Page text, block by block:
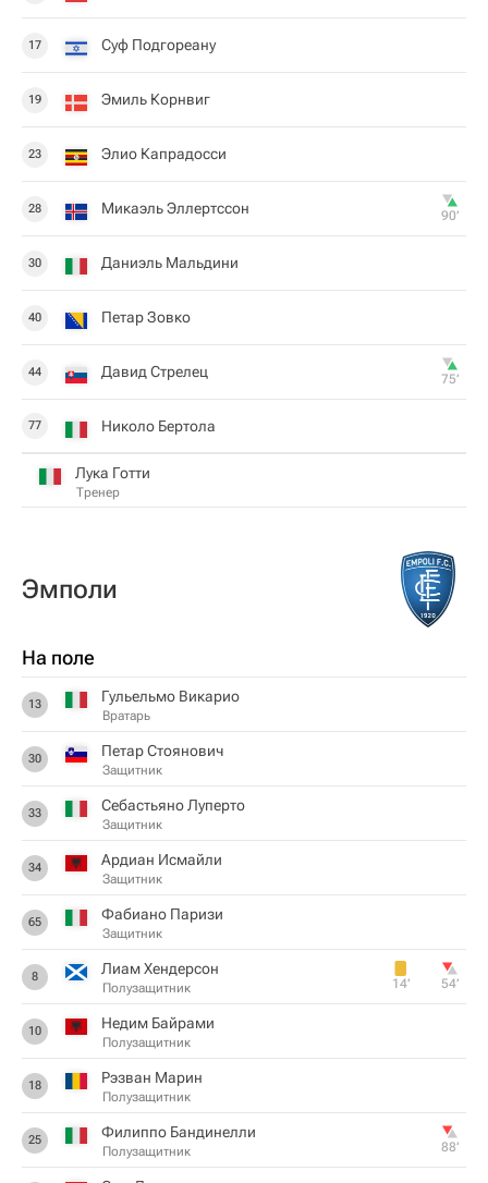
17 Суф Подгореану
19 Эмиль Корнвиг
23 Элио Капрадосси
28 Микаэль Эллертссон 90‎’‎
30 Даниэль Мальдини
40 Петар Зовко
44 Давид Стрелец 75‎’‎
77 Николо Бертола
Лука Готти
Тренер
Эмполи
На поле
13 Гульельмо Викарио
Вратарь
30 Петар Стоянович
Защитник
33 Себастьяно Луперто
Защитник
34 Ардиан Исмайли
Защитник
65 Фабиано Паризи
Защитник
8 Лиам Хендерсон
Полузащитник 14‎’‎ 54‎’‎
10 Недим Байрами
Полузащитник
18 Рэзван Марин
Полузащитник
25 Филиппо Бандинелли
Полузащитник 88‎’‎